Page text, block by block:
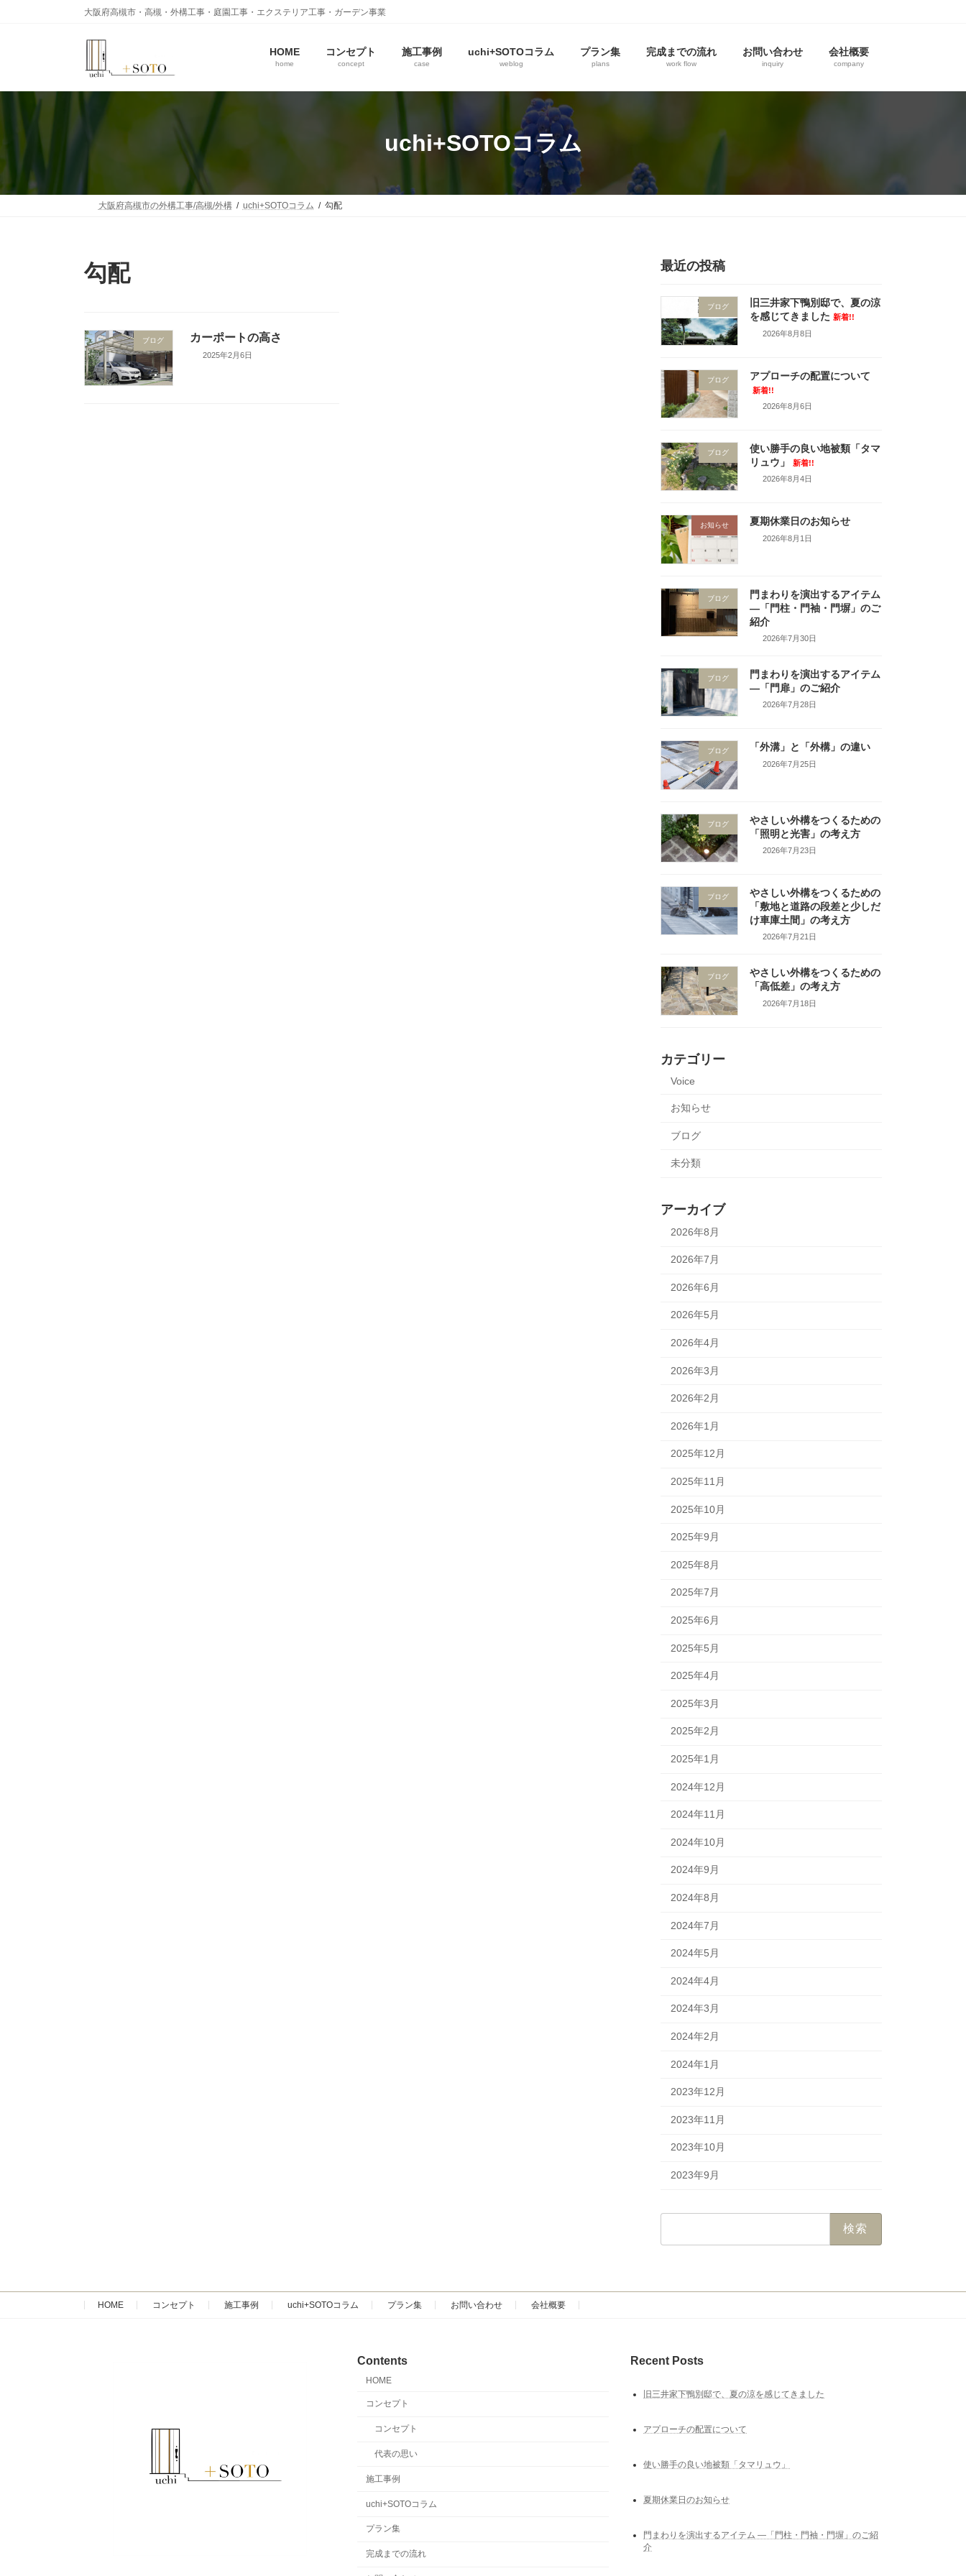
プ
動
大阪府高槻市・高槻・外構工事・庭園工事・エクステリア工事・ガーデン事業
HOME
home
コンセプト
concept
施工事例
case
uchi+SOTOコラム
weblog
プラン集
plans
完成までの流れ
work flow
お問い合わせ
inquiry
会社概要
company
uchi+SOTOコラム
大阪府高槻市の外構工事/高槻/外構 uchi+SOTOコラム 勾配
勾配
ブログ カーポートの高さ
2025年2月6日
最近の投稿
ブログ
旧三井家下鴨別邸で、夏の涼
を感じてきました 新着!!
2026年8月8日
ブログ アプローチの配置について
新着!!
2026年8月6日
ブログ
使い勝手の良い地被類「タマ
リュウ」
新着!!
2026年8月4日
お知らせ 夏期休業日のお知らせ
2026年8月1日
ブログ
門まわりを演出するアイテム
―「門柱・門袖・門塀」のご
紹介
2026年7月30日
ブログ
門まわりを演出するアイテム
―「門扉」のご紹介
2026年7月28日
ブログ 「外溝」と「外構」の違い
2026年7月25日
ブログ
やさしい外構をつくるための
「照明と光害」の考え方
2026年7月23日
ブログ
やさしい外構をつくるための
「敷地と道路の段差と少しだ
け車庫土間」の考え方
2026年7月21日
ブログ
やさしい外構をつくるための
「高低差」の考え方
2026年7月18日
カテゴリー
Voice
お知らせ
ブログ
未分類
アーカイブ
2026年8月
2026年7月
2026年6月
2026年5月
2026年4月
2026年3月
2026年2月
2026年1月
2025年12月
2025年11月
2025年10月
2025年9月
2025年8月
2025年7月
2025年6月
2025年5月
2025年4月
2025年3月
2025年2月
2025年1月
2024年12月
2024年11月
2024年10月
2024年9月
2024年8月
2024年7月
2024年5月
2024年4月
2024年3月
2024年2月
2024年1月
2023年12月
2023年11月
2023年10月
2023年9月
HOME コンセプト 施工事例 uchi+SOTOコラム プラン集 お問い合わせ 会社概要
Contents
HOME
コンセプト
コンセプト
代表の思い
施工事例
uchi+SOTOコラム
プラン集
完成までの流れ
Recent Posts
旧三井家下鴨別邸で、夏の涼を感じてきました
アプローチの配置について
使い勝手の良い地被類「タマリュウ」
夏期休業日のお知らせ
門まわりを演出するアイテム ―「門柱・門袖・門塀」のご紹
介